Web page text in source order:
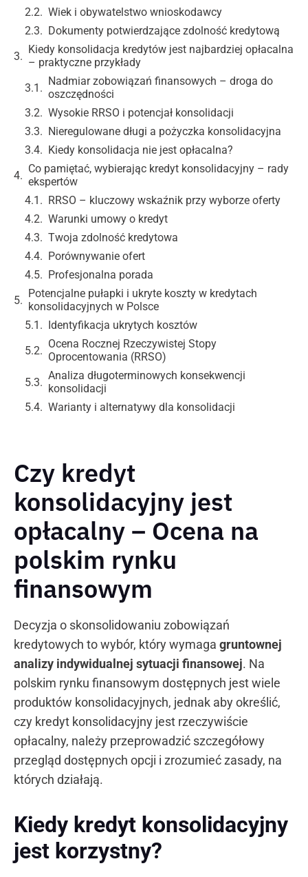
Czy kredyt
konsolidacyjny jest
opłacalny – Ocena na
polskim rynku
finansowym
Decyzja o skonsolidowaniu zobowiązań
kredytowych to wybór, który wymaga gruntownej
analizy indywidualnej sytuacji finansowej. Na
polskim rynku finansowym dostępnych jest wiele
produktów konsolidacyjnych, jednak aby określić,
czy kredyt konsolidacyjny jest rzeczywiście
opłacalny, należy przeprowadzić szczegółowy
przegląd dostępnych opcji i zrozumieć zasady, na
których działają.
Kiedy kredyt konsolidacyjny
jest korzystny?
Wiek i obywatelstwo wnioskodawcy
Dokumenty potwierdzające zdolność kredytową
Kiedy konsolidacja kredytów jest najbardziej opłacalna
– praktyczne przykłady
Nadmiar zobowiązań finansowych – droga do
oszczędności
Wysokie RRSO i potencjał konsolidacji
Nieregulowane długi a pożyczka konsolidacyjna
Kiedy konsolidacja nie jest opłacalna?
Co pamiętać, wybierając kredyt konsolidacyjny – rady
ekspertów
RRSO – kluczowy wskaźnik przy wyborze oferty
Warunki umowy o kredyt
Twoja zdolność kredytowa
Porównywanie ofert
Profesjonalna porada
Potencjalne pułapki i ukryte koszty w kredytach
konsolidacyjnych w Polsce
Identyfikacja ukrytych kosztów
Ocena Rocznej Rzeczywistej Stopy
Oprocentowania (RRSO)
Analiza długoterminowych konsekwencji
konsolidacji
Warianty i alternatywy dla konsolidacji